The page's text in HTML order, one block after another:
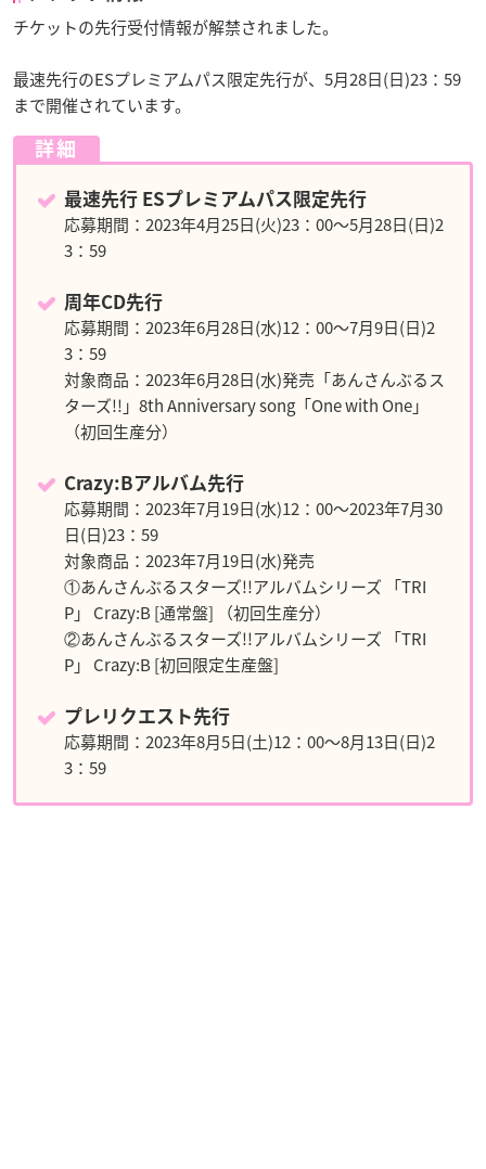
チケットの先行受付情報が解禁されました。
最速先行のESプレミアムパス限定先行が、5月28日(日)23：59
まで開催されています。
詳細
最速先行 ESプレミアムパス限定先行
応募期間：2023年4月25日(火)23：00～5月28日(日)2
3：59
周年CD先行
応募期間：2023年6月28日(水)12：00～7月9日(日)2
3：59
対象商品：2023年6月28日(水)発売「あんさんぶるス
ターズ!!」8th Anniversary song「One with One」
（初回生産分）
Crazy:Bアルバム先行
応募期間：2023年7月19日(水)12：00～2023年7月30
日(日)23：59
対象商品：2023年7月19日(水)発売
①あんさんぶるスターズ!!アルバムシリーズ 「TRI
P」 Crazy:B [通常盤] （初回生産分）
②あんさんぶるスターズ!!アルバムシリーズ 「TRI
P」 Crazy:B [初回限定生産盤]
プレリクエスト先行
応募期間：2023年8月5日(土)12：00～8月13日(日)2
3：59